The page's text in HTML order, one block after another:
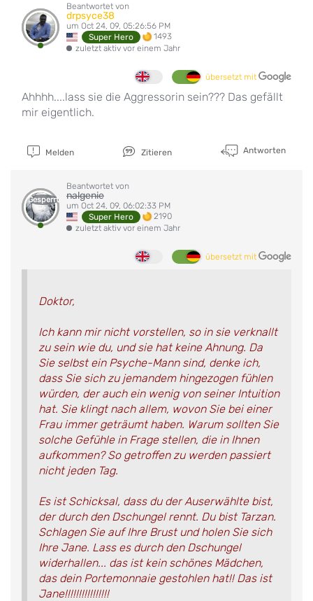
Beantwortet von
drpsyce38
um Oct 24, 09, 05:26:56 PM
Super Hero
1493
zuletzt aktiv vor einem Jahr
übersetzt mit
Ahhhh....lass sie die Aggressorin sein??? Das gefällt
mir eigentlich.
Melden Zitieren Antworten
Gesperrt
Beantwortet von
nalgenie
um Oct 24, 09, 06:02:33 PM
Super Hero
2190
zuletzt aktiv vor einem Jahr
übersetzt mit
Doktor,
Ich kann mir nicht vorstellen, so in sie verknallt
zu sein wie du, und sie hat keine Ahnung. Da
Sie selbst ein Psyche-Mann sind, denke ich,
dass Sie sich zu jemandem hingezogen fühlen
würden, der auch ein wenig von seiner Intuition
hat. Sie klingt nach allem, wovon Sie bei einer
Frau immer geträumt haben. Warum sollten Sie
solche Gefühle in Frage stellen, die in Ihnen
aufkommen? So getroffen zu werden passiert
nicht jeden Tag.
Es ist Schicksal, dass du der Auserwählte bist,
der durch den Dschungel rennt. Du bist Tarzan.
Schlagen Sie auf Ihre Brust und holen Sie sich
Ihre Jane. Lass es durch den Dschungel
widerhallen... das ist kein schönes Mädchen,
das dein Portemonnaie gestohlen hat!! Das ist
Jane!!!!!!!!!!!!!!!!